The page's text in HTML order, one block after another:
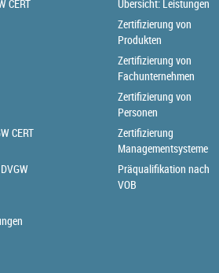
CERT
CERT
Übersicht: Leistungen
Zertifizierung von
Produkten
Zertifizierung von
Fachunternehmen
Zertifizierung von
Personen
Zertifizierung
Managementsysteme
Präqualifikation nach
VOB